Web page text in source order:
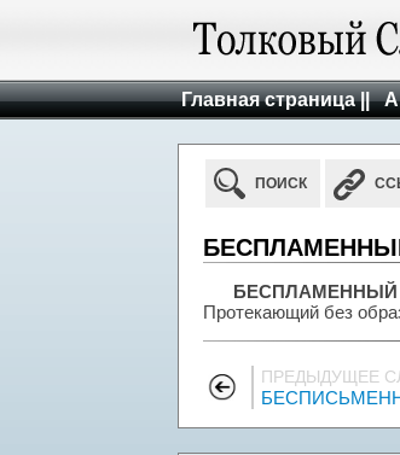
Главная страница ||
ПОИСК
БЕСПЛАМЕННЫЙ
Протекающий без
ПРЕДЫДУЩЕЕ